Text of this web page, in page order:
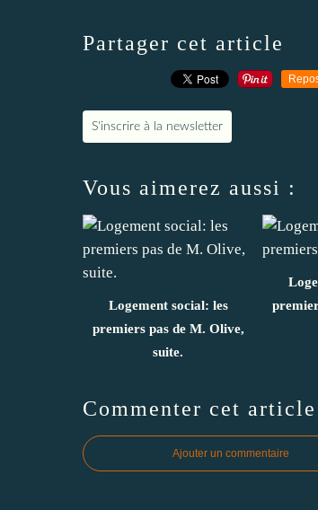
Partager cet article
S'inscrire à la newsletter
Vous aimerez aussi :
Logement social: les
premiers pas de M. Olive,
suite.
Commenter cet article
Ajouter un commentaire